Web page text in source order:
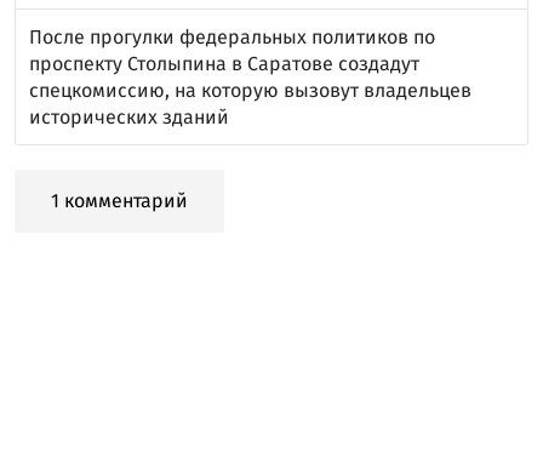
После прогулки федеральных политиков по
проспекту Столыпина в Саратове создадут
спецкомиссию, на которую вызовут владельцев
исторических зданий
1 комментарий